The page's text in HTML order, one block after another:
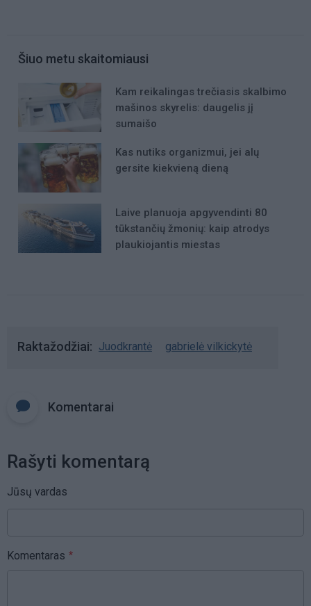
Šiuo metu skaitomiausi
Kam reikalingas trečiasis skalbimo
mašinos skyrelis: daugelis jį
sumaišo
Kas nutiks organizmui, jei alų
gersite kiekvieną dieną
Laive planuoja apgyvendinti 80
tūkstančių žmonių: kaip atrodys
plaukiojantis miestas
Raktažodžiai Juodkrantė gabrielė vilkickytė
Komentarai
Rašyti komentarą
Jūsų vardas
Komentaras